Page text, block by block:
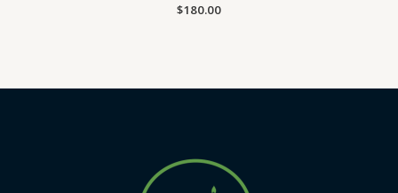
Valorado
con
$180.00